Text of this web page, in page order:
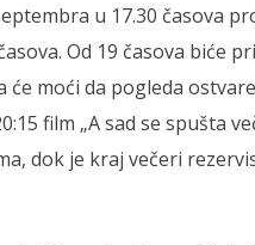
u 17.30 časova
Od 19 časova biće
će moći da pogleda
film „A sad se spušta
dok je kraj večeri